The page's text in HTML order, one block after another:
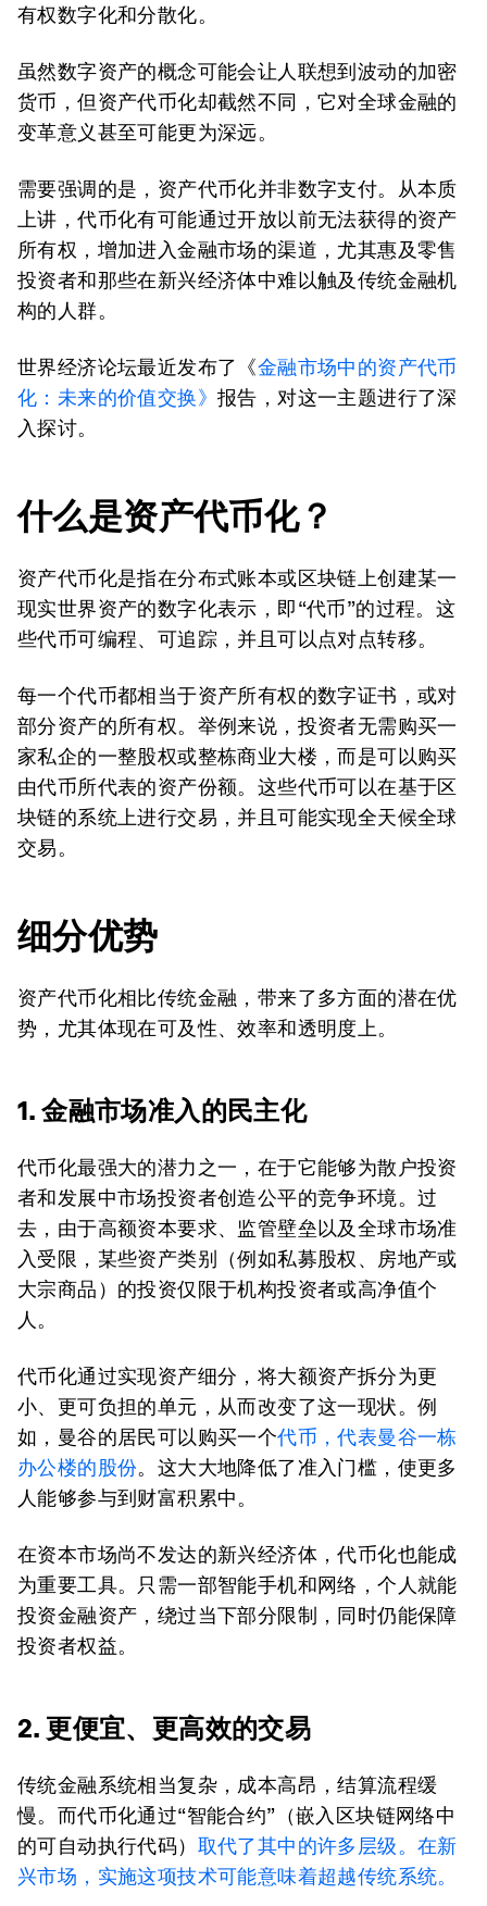
有权数字化和分散化。
虽然数字资产的概念可能会让人联想到波动的加密
货币，但资产代币化却截然不同，它对全球金融的
变革意义甚至可能更为深远。
需要强调的是，资产代币化并非数字支付。从本质
上讲，代币化有可能通过开放以前无法获得的资产
所有权，增加进入金融市场的渠道，尤其惠及零售
投资者和那些在新兴经济体中难以触及传统金融机
构的人群。
世界经济论坛最近发布了《金融市场中的资产代币
化： 未来的价值交换》报告，对这一主题进行了深
入探讨。
什么是资产代币化？
资产代币化是指在分布式账本或区块链上创建某一
现实世界资产的数字化表示，即“代币”的过程。这
些代币可编程、可追踪，并且可以点对点转移。
每一个代币都相当于资产所有权的数字证书，或对
部分资产的所有权。举例来说，投资者无需购买一
家私企的一整股权或整栋商业大楼，而是可以购买
由代币所代表的资产份额。这些代币可以在基于区
块链的系统上进行交易，并且可能实现全天候全球
交易。
细分优势
资产代币化相比传统金融，带来了多方面的潜在优
势，尤其体现在可及性、效率和透明度上。
1. 金融市场准入的民主化
代币化最强大的潜力之一，在于它能够为散户投资
者和发展中市场投资者创造公平的竞争环境。过
去，由于高额资本要求、监管壁垒以及全球市场准
入受限，某些资产类别（例如私募股权、房地产或
大宗商品）的投资仅限于机构投资者或高净值个
人。
代币化通过实现资产细分，将大额资产拆分为更
小、更可负担的单元，从而改变了这一现状。例
如，曼谷的居民可以购买一个代币，代表曼谷一栋
办公楼的股份。这大大地降低了准入门槛，使更多
人能够参与到财富积累中。
在资本市场尚不发达的新兴经济体，代币化也能成
为重要工具。只需一部智能手机和网络，个人就能
投资金融资产，绕过当下部分限制，同时仍能保障
投资者权益。
2. 更便宜、更高效的交易
传统金融系统相当复杂，成本高昂，结算流程缓
慢。而代币化通过“智能合约”（嵌入区块链网络中
的可自动执行代码） 取代了其中的许多层级。在新
兴市场，实施这项技术可能意味着超越传统系统。